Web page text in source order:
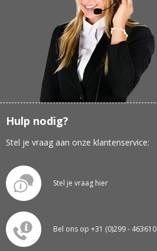
Hulp nodig?
Stel je vraag aan onze klantenservice:
Stel je vraag hier
Bel ons op +31 (0)299 - 463610